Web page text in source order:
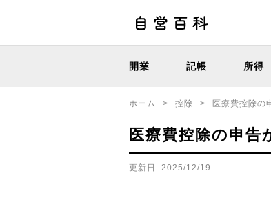
開業 記帳 所得
ホーム > 控除 > 医療費控除の
医療費控除の申告
更新日: 2025/12/19